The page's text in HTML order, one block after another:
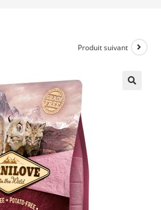
Produit suivant